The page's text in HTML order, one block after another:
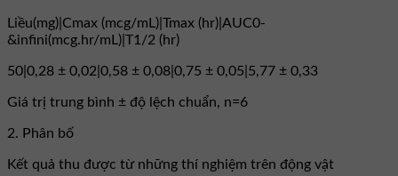
Liều(mg)|Cmax (mcg/mL)|Tmax (hr)|AUC0-
&infini(mcg.hr/mL)|T1/2 (hr)
50|0,28 ± 0,02|0,58 ± 0,08|0,75 ± 0,05|5,77 ± 0,33
Giá trị trung bình ± độ lệch chuẩn, n=6
2. Phân bố
Kết quả thu được từ những thí nghiệm trên động vật